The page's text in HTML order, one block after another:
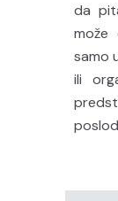
da
može
samo
ili